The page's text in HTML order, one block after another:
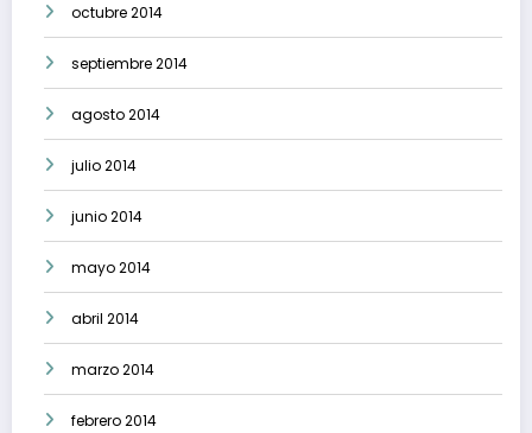
octubre 2014
septiembre 2014
agosto 2014
julio 2014
junio 2014
mayo 2014
abril 2014
marzo 2014
febrero 2014